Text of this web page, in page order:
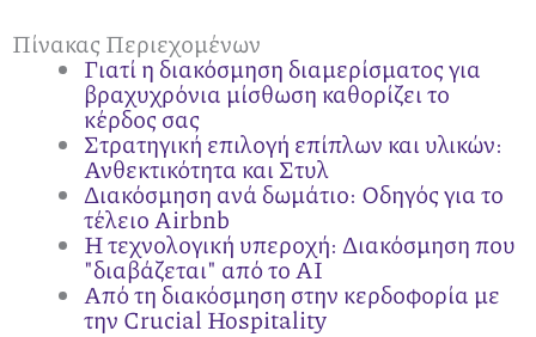
Πίνακας Περιεχομένων
Γιατί η διακόσμηση διαμερίσματος για
βραχυχρόνια μίσθωση καθορίζει το
κέρδος σας
Στρατηγική επιλογή επίπλων και υλικών:
Ανθεκτικότητα και Στυλ
Διακόσμηση ανά δωμάτιο: Οδηγός για το
τέλειο Airbnb
Η τεχνολογική υπεροχή: Διακόσμηση που
"διαβάζεται" από το AI
Από τη διακόσμηση στην κερδοφορία με
την Crucial Hospitality